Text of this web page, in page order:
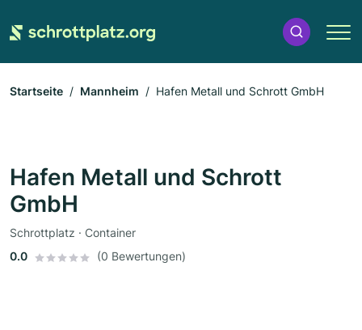
Startseite Mannheim Hafen Metall und Schrott GmbH
Hafen Metall und Schrott
GmbH
Schrottplatz · Container
0.0
(0 Bewertungen)